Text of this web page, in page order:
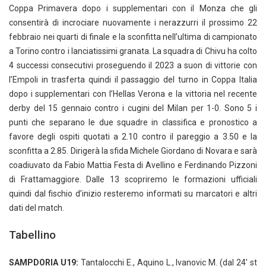
Coppa Primavera dopo i supplementari con il Monza che gli
consentirà di incrociare nuovamente i nerazzurri il prossimo 22
febbraio nei quarti di finale e la sconfitta nell’ultima di campionato
a Torino contro i lanciatissimi granata. La squadra di Chivu ha colto
4 successi consecutivi proseguendo il 2023 a suon di vittorie con
l’Empoli in trasferta quindi il passaggio del turno in Coppa Italia
dopo i supplementari con l’Hellas Verona e la vittoria nel recente
derby del 15 gennaio contro i cugini del Milan per 1-0. Sono 5 i
punti che separano le due squadre in classifica e pronostico a
favore degli ospiti quotati a 2.10 contro il pareggio a 3.50 e la
sconfitta a 2.85. Dirigerà la sfida Michele Giordano di Novara e sarà
coadiuvato da Fabio Mattia Festa di Avellino e Ferdinando Pizzoni
di Frattamaggiore. Dalle 13 scopriremo le formazioni ufficiali
quindi dal fischio d’inizio resteremo informati su marcatori e altri
dati del match.
Tabellino
SAMPDORIA U19: Tantalocchi E., Aquino L., Ivanovic M. (dal 24′ st